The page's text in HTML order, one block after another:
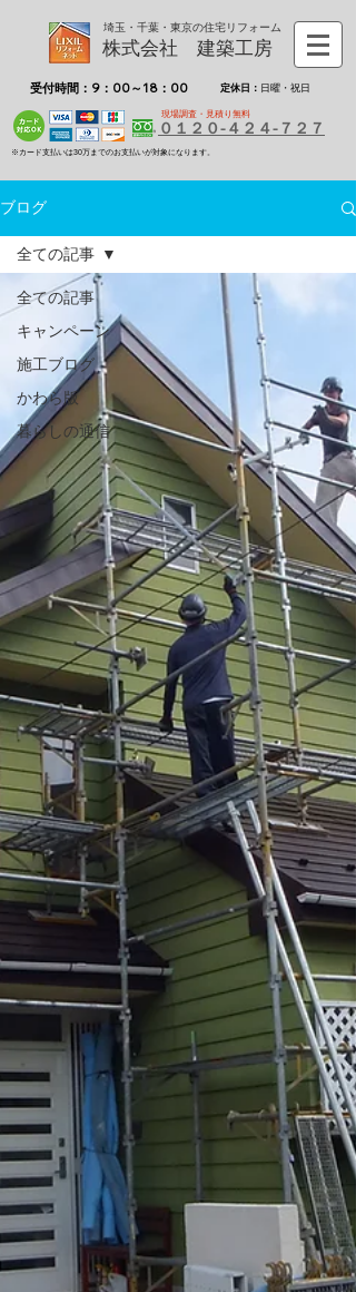
埼玉・千葉・東京の住宅リフォーム
株式会社 建築工房
受付時間：9：00～18：00 定休日： 日曜・祝日
現場調査・見積り無料
０１２０-４２４-７２７
※カード支払いは30万までのお支払いが対象になります。
ブログ
全ての記事
キャンペーン
施工ブログ
かわら版
暮らしの通信
全ての記事